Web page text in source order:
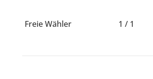
Freie Wähler 1 / 1